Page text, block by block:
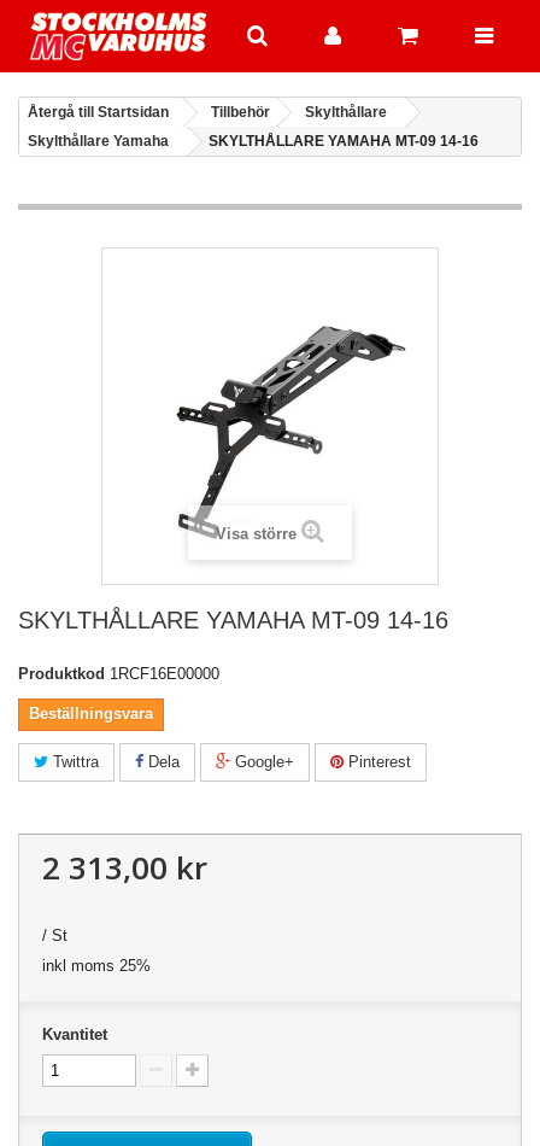
Återgå till Startsidan Tillbehör
Skylthållare
Skylthållare Yamaha
SKYLTHÅLLARE YAMAHA MT-09 14-16
Visa större
SKYLTHÅLLARE YAMAHA MT-09 14-16
Produktkod 1RCF16E00000
Beställningsvara
Twittra Dela Google+ Pinterest
2 313,00 kr
/ St
inkl moms 25%
Kvantitet